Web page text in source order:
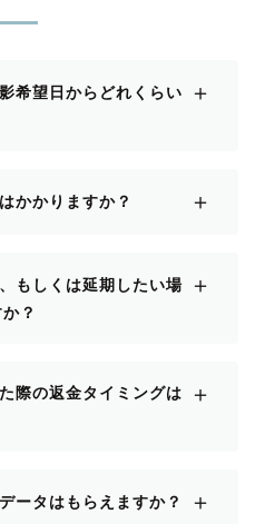
希望日からどれくらい
＋
かかりますか？ ＋
もしくは延期したい場
？
＋
際の返金タイミングは
＋
ータはもらえますか？ ＋